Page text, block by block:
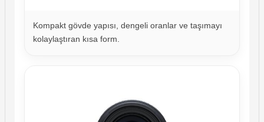
Kompakt gövde yapısı, dengeli oranlar ve taşımayı
kolaylaştıran kısa form.